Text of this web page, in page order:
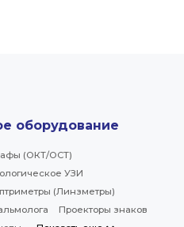
оборудование
(ОКТ/ОСТ)
УЗИ
(Линзметры)
Проекторы знаков